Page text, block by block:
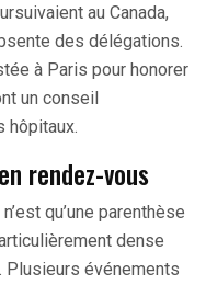
au Canada,
des délégations.
à Paris pour honorer
un conseil
hôpitaux.
rendez-vous
qu’une parenthèse
dense
événements